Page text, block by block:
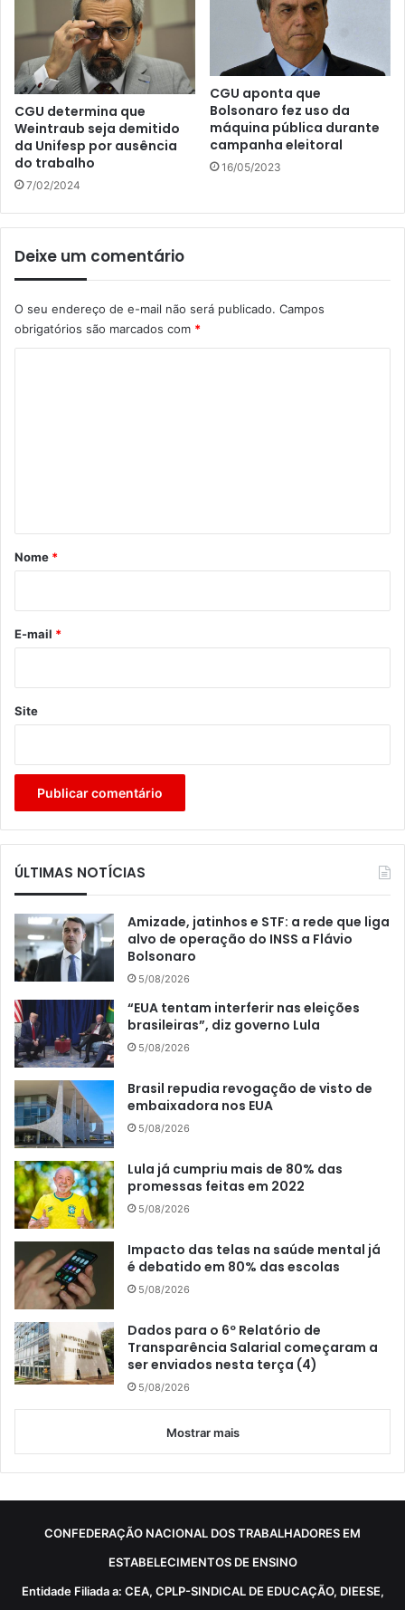
CGU determina que
Weintraub seja demitido
da Unifesp por ausência
do trabalho
7/02/2024
CGU aponta que
Bolsonaro fez uso da
máquina pública durante
campanha eleitoral
16/05/2023
Deixe um comentário
O seu endereço de e-mail não será publicado. Campos
obrigatórios são marcados com *
r
*
Nome *
E-mail *
Site
ÚLTIMAS NOTÍCIAS
Amizade, jatinhos e STF: a rede que liga
alvo de operação do INSS a Flávio
Bolsonaro
5/08/2026
“EUA tentam interferir nas eleições
brasileiras”, diz governo Lula
5/08/2026
Brasil repudia revogação de visto de
embaixadora nos EUA
5/08/2026
Lula já cumpriu mais de 80% das
promessas feitas em 2022
5/08/2026
Impacto das telas na saúde mental já
é debatido em 80% das escolas
5/08/2026
Dados para o 6º Relatório de
Transparência Salarial começaram a
ser enviados nesta terça (4)
5/08/2026
Mostrar mais
CONFEDERAÇÃO NACIONAL DOS TRABALHADORES EM
ESTABELECIMENTOS DE ENSINO
Entidade Filiada a: CEA, CPLP-SINDICAL DE EDUCAÇÃO, DIEESE,